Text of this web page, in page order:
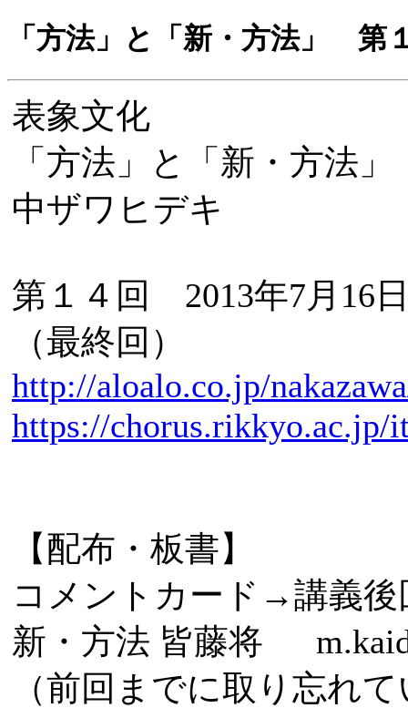
「方法」と「新・方法」 第
表象文化
「方法」と「新・方法」
中ザワヒデキ
第１４回 2013年7月16
（最終回）
http://aloalo.co.jp/
https://chorus.rikkyo.ac.jp/
【配布・板書】
コメントカード→講義後
新・方法 皆藤将
（前回までに取り忘れ